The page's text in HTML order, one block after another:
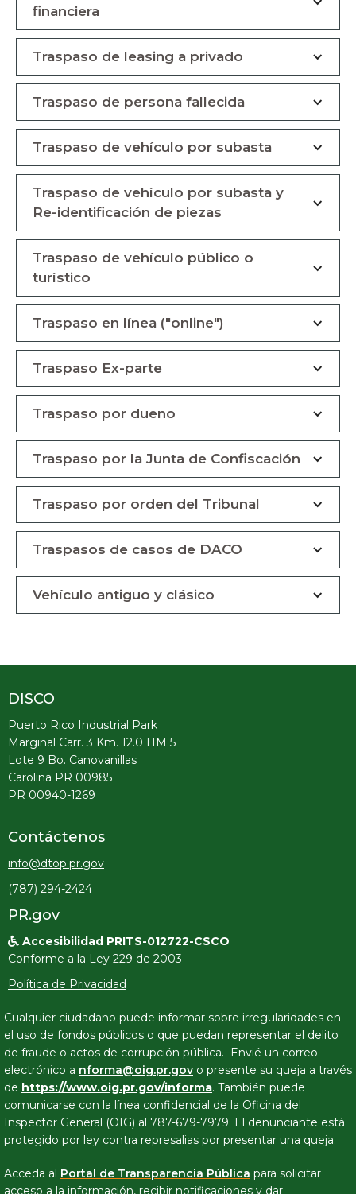
financiera
Traspaso de leasing a privado
Traspaso de persona fallecida
Traspaso de vehículo por subasta
Traspaso de vehículo por subasta y
Re-identificación de piezas
Traspaso de vehículo público o
turístico
Traspaso en línea ("online")
Traspaso Ex-parte
Traspaso por dueño
Traspaso por la Junta de Confiscación
Traspaso por orden del Tribunal
Traspasos de casos de DACO
Vehículo antiguo y clásico
DISCO
Puerto Rico Industrial Park
Marginal Carr. 3 Km. 12.0 HM 5
Lote 9 Bo. Canovanillas
Carolina PR 00985
PR 00940-1269
Contáctenos
info@dtop.pr.gov
(787) 294-2424
PR.gov
 Accesibilidad PRITS-012722-CSCO
Conforme a la Ley 229 de 2003
Política de Privacidad
Cualquier ciudadano puede informar sobre irregularidades en
el uso de fondos públicos o que puedan representar el delito
de fraude o actos de corrupción pública. Envié un correo
electrónico a nforma@oig.pr.gov o presente su queja a través
de https://www.oig.pr.gov/informa. También puede
comunicarse con la línea confidencial de la Oficina del
Inspector General (OIG) al 787-679-7979. El denunciante está
protegido por ley contra represalias por presentar una queja.
Acceda al Portal de Transparencia Pública para solicitar
acceso a la información, recibir notificaciones y dar